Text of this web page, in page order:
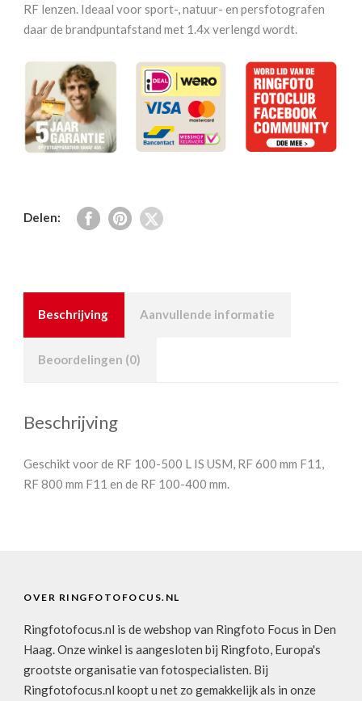
RF lenzen. Ideaal voor sport-, natuur- en persfotografen
daar de brandpuntafstand met 1.4x verlengd wordt.
Delen:
Beschrijving Aanvullende informatie
Beoordelingen (0)
Beschrijving
Geschikt voor de RF 100-500 L IS USM, RF 600 mm F11,
RF 800 mm F11 en de RF 100-400 mm.
OVER RINGFOTOFOCUS.NL
Ringfotofocus.nl is de webshop van Ringfoto Focus in Den
Haag. Onze winkel is aangesloten bij Ringfoto, Europa's
grootste organisatie van fotospecialisten. Bij
Ringfotofocus.nl koopt u net zo gemakkelijk als in onze